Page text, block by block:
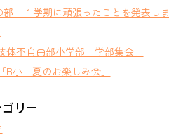
D部 １学期に頑張ったことを発表しま
肢体不自由部小学部 学部集会」
B小 夏のお楽しみ会」
リー